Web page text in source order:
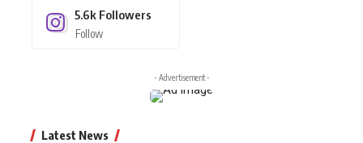
5.6k Followers
Follow
- Advertisement -
Latest News